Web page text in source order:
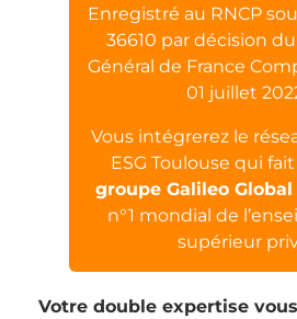
Enregistré au RNCP
36610 par décision
Général de France
01 juillet
Vous intégrerez le
ESG Toulouse qui
groupe Galileo
n°1 mondial de
supérieur
Votre double expertise